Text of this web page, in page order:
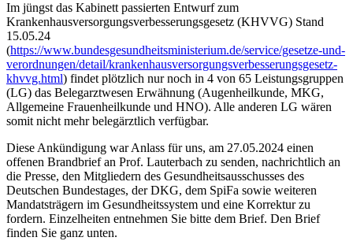
Im jüngst das Kabinett passierten Entwurf zum
Krankenhausversorgungsverbesserungsgesetz (KHVVG) Stand
15.05.24
(https://www.bundesgesundheitsministerium.de/service/gesetze-und-
verordnungen/detail/krankenhausversorgungsverbesserungsgesetz-
khvvg.html) findet plötzlich nur noch in 4 von 65 Leistungsgruppen
(LG) das Belegarztwesen Erwähnung (Augenheilkunde, MKG,
Allgemeine Frauenheilkunde und HNO). Alle anderen LG wären
somit nicht mehr belegärztlich verfügbar.
Diese Ankündigung war Anlass für uns, am 27.05.2024 einen
offenen Brandbrief an Prof. Lauterbach zu senden, nachrichtlich an
die Presse, den Mitgliedern des Gesundheitsausschusses des
Deutschen Bundestages, der DKG, dem SpiFa sowie weiteren
Mandatsträgern im Gesundheitssystem und eine Korrektur zu
fordern. Einzelheiten entnehmen Sie bitte dem Brief. Den Brief
finden Sie ganz unten.